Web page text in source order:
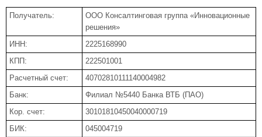
Получатель:
ООО Консалтинговая группа «Инновационные
решения»
ИНН:
2225168990
КПП:
222501001
Расчетный счет:
40702810111140004982
Банк:
Филиал №5440 Банка ВТБ (ПАО)
Кор. счет:
30101810450040000719
БИК:
045004719